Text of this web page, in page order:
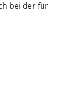
bei der für